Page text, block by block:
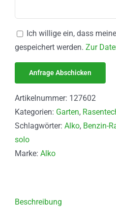
Ich willige ein, dass
gespeichert werden. Zur
Artikelnummer: 127602
Kategorien: Garten,
Schlagwörter: Alko, Benzin-
solo
Marke: Alko
Beschreibung